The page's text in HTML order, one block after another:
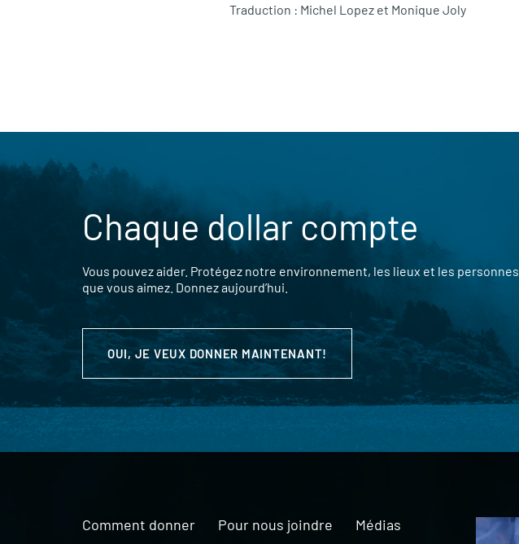
Traduction : Michel Lopez et Monique Joly
Chaque dollar compte
Vous pouvez aider. Protégez notre environnement, les lieux et les personnes
que vous aimez. Donnez aujourd’hui.
OUI, JE VEUX DONNER MAINTENANT!
Comment donner Pour nous joindre
Médias